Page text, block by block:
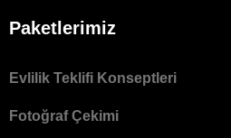
Paketlerimiz
Evlilik Teklifi Konseptleri
Fotoğraf Çekimi